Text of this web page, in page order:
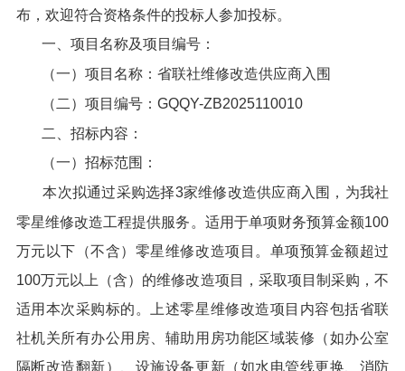
布，欢迎符合资格条件的投标人参加投标。
一、项目名称及项目编号：
（一）项目名称：省联社维修改造供应商入围
（二）项目编号：GQQY-ZB2025110010
二、招标内容：
（一）招标范围：
本次拟通过采购选择3家维修改造供应商入围，为我社
零星维修改造工程提供服务。适用于单项财务预算金额100
万元以下（不含）零星维修改造项目。单项预算金额超过
100万元以上（含）的维修改造项目，采取项目制采购，不
适用本次采购标的。上述零星维修改造项目内容包括省联
社机关所有办公用房、辅助用房功能区域装修（如办公室
隔断改造翻新）、设施设备更新（如水电管线更换、消防